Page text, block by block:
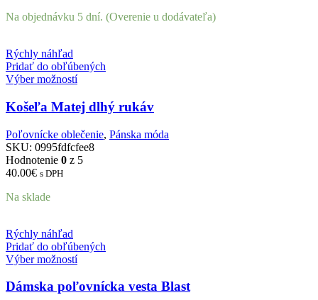
Na objednávku 5 dní. (Overenie u dodávateľa)
Rýchly náhľad
Pridať do obľúbených
Výber možností
Košeľa Matej dlhý rukáv
Poľovnícke oblečenie, Pánska móda
SKU: 0995fdfcfee8
Hodnotenie 0 z 5
40.00€ s DPH
Na sklade
Rýchly náhľad
Pridať do obľúbených
Výber možností
Dámska poľovnícka vesta Blast